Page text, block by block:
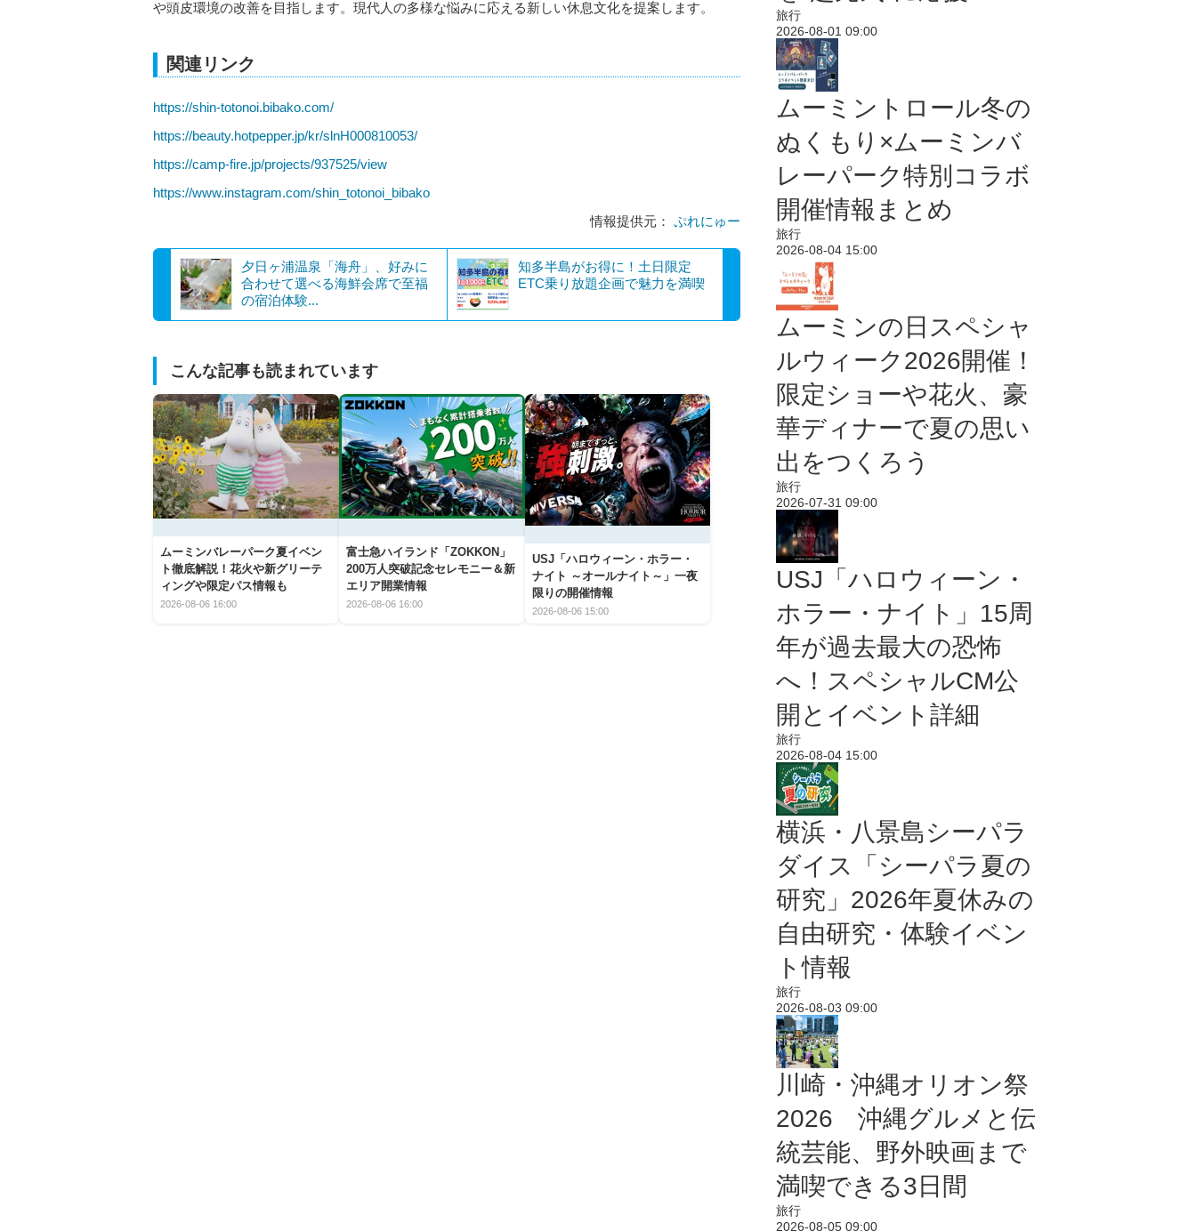
や頭皮環境の改善を目指します。現代人の多様な悩みに応える新しい休息文化を提案します。
関連リンク
https://shin-totonoi.bibako.com/
https://beauty.hotpepper.jp/kr/slnH000810053/
https://camp-fire.jp/projects/937525/view
https://www.instagram.com/shin_totonoi_bibako
情報提供元： ぷれにゅー
夕日ヶ浦温泉「海舟」、好みに
合わせて選べる海鮮会席で至福
の宿泊体験...
知多半島がお得に！土日限定
ETC乗り放題企画で魅力を満喫
こんな記事も読まれています
ムーミンバレーパーク夏イベン
ト徹底解説！花火や新グリーテ
ィングや限定パス情報も
2026-08-06 16:00
富士急ハイランド「ZOKKON」
200万人突破記念セレモニー＆新
エリア開業情報
2026-08-06 16:00
USJ「ハロウィーン・ホラー・
ナイト ～オールナイト～」一夜
限りの開催情報
2026-08-06 15:00
旅行
2026-08-01 09:00
ムーミントロール冬の
ぬくもり×ムーミンバ
レーパーク特別コラボ
開催情報まとめ
旅行
2026-08-04 15:00
ムーミンの日スペシャ
ルウィーク2026開催！
限定ショーや花火、豪
華ディナーで夏の思い
出をつくろう
旅行
2026-07-31 09:00
USJ「ハロウィーン・
ホラー・ナイト」15周
年が過去最大の恐怖
へ！スペシャルCM公
開とイベント詳細
旅行
2026-08-04 15:00
横浜・八景島シーパラ
ダイス「シーパラ夏の
研究」2026年夏休みの
自由研究・体験イベン
ト情報
旅行
2026-08-03 09:00
川崎・沖縄オリオン祭
2026 沖縄グルメと伝
統芸能、野外映画まで
満喫できる3日間
旅行
2026-08-05 09:00